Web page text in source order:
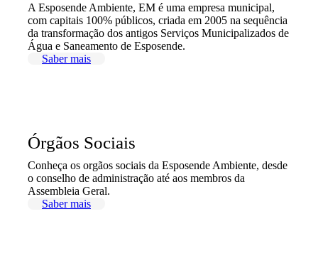
A Esposende Ambiente, EM é uma empresa municipal,
com capitais 100% públicos, criada em 2005 na sequência
da transformação dos antigos Serviços Municipalizados de
Água e Saneamento de Esposende.
Saber mais
Órgãos Sociais
Conheça os orgãos sociais da Esposende Ambiente, desde
o conselho de administração até aos membros da
Assembleia Geral.
Saber mais